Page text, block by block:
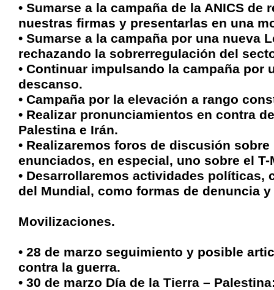
• Sumarse a la campaña de la ANICS
nuestras firmas y presentarlas en una
• Sumarse a la campaña por una nueva
rechazando la sobrerregulación del
• Continuar impulsando la campaña por
descanso.
• Campaña por la elevación a rango
• Realizar pronunciamientos en contra
Palestina e Irán.
• Realizaremos foros de discusión
enunciados, en especial, uno sobre el T-
• Desarrollaremos actividades
del Mundial, como formas de denuncia
Movilizaciones.
• 28 de marzo seguimiento y posible
contra la guerra.
• 30 de marzo Día de la Tierra –